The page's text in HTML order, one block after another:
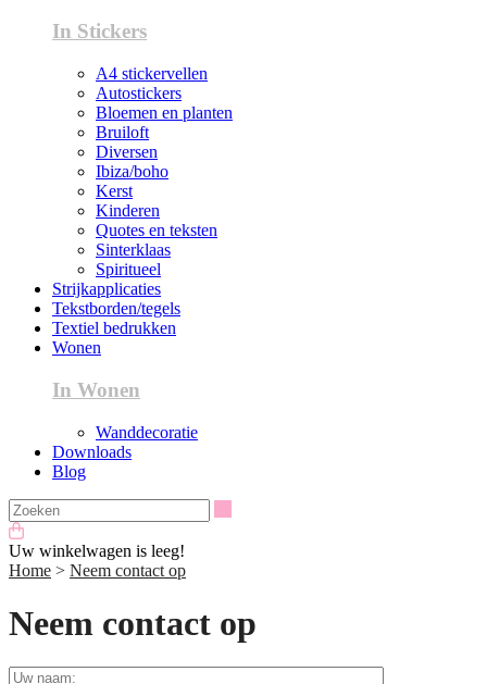
In Stickers
A4 stickervellen
Autostickers
Bloemen en planten
Bruiloft
Diversen
Ibiza/boho
Kerst
Kinderen
Quotes en teksten
Sinterklaas
Spiritueel
Strijkapplicaties
Tekstborden/tegels
Textiel bedrukken
Wonen
In Wonen
Wanddecoratie
Downloads
Blog
Uw winkelwagen is leeg!
Home > Neem contact op
Neem contact op